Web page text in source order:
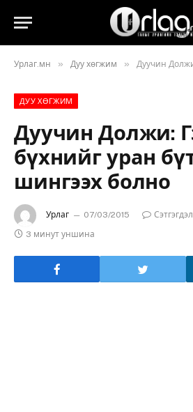
Урлаг.мн » Дуу хөгжим » Дуучин Должи:
ДУУ ХӨГЖИМ
Дуучин Должи:
бүхнийг уран
шингээх болно
Урлаг 07/03/2015
3 минут уншина